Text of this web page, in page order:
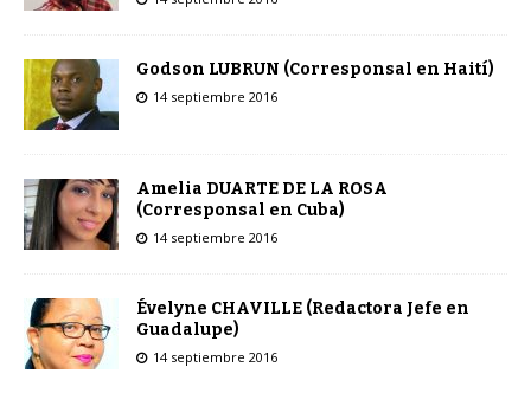
Godson LUBRUN (Corresponsal en Haití)
14 septiembre 2016
Amelia DUARTE DE LA ROSA
(Corresponsal en Cuba)
14 septiembre 2016
Évelyne CHAVILLE (Redactora Jefe en
Guadalupe)
14 septiembre 2016